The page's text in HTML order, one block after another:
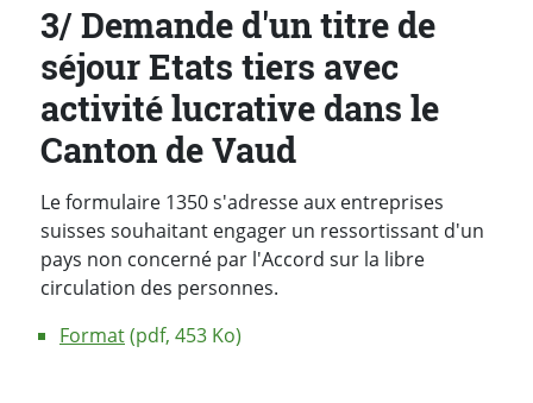
3/ Demande d'un titre de
séjour Etats tiers avec
activité lucrative dans le
Canton de Vaud
Le formulaire 1350 s'adresse aux entreprises
suisses souhaitant engager un ressortissant d'un
pays non concerné par l'Accord sur la libre
circulation des personnes.
Format(pdf, 453 Ko)